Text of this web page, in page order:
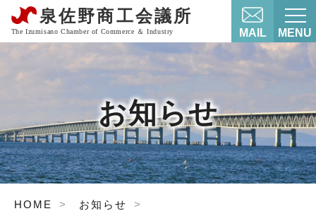
MAIL MENU
お知らせ
HOME
お知らせ